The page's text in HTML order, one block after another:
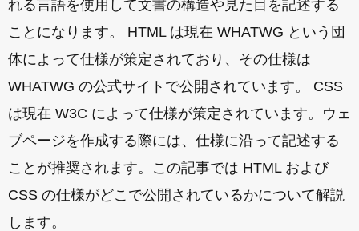
れる言語を使用して文書の構造や見た目を記述する
ことになります。 HTML は現在 WHATWG という団
体によって仕様が策定されており、その仕様は
WHATWG の公式サイトで公開されています。 CSS
は現在 W3C によって仕様が策定されています。ウェ
ブページを作成する際には、仕様に沿って記述する
ことが推奨されます。この記事では HTML および
CSS の仕様がどこで公開されているかについて解説
します。